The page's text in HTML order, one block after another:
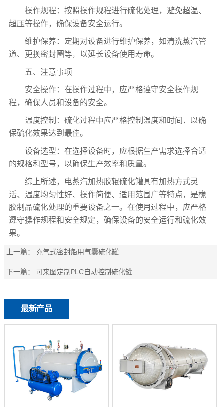
操作规程：按照操作规程进行硫化处理，避免超温、
超压等操作，确保设备安全运行。
维护保养：定期对设备进行维护保养，如清洗蒸汽管
道、更换密封圈等，以延长设备使用寿命。
五、注意事项
安全操作：在操作过程中，应严格遵守安全操作规
程，确保人员和设备的安全。
温度控制：硫化过程中应严格控制温度和时间，以确
保硫化效果达到最佳。
设备选型：在选择设备时，应根据生产需求选择合适
的规格和型号，以确保生产效率和质量。
综上所述，电蒸汽加热胶辊硫化罐具有加热方式灵
活、温度均匀性好、操作简便、适用范围广等特点，是橡
胶制品硫化处理的重要设备之一。在使用过程中，应严格
遵守操作规程和安全规定，确保设备的安全运行和硫化效
果。
上一篇： 充气式密封船用气囊硫化罐
下一篇：可来图定制PLC自动控制硫化罐
最新产品